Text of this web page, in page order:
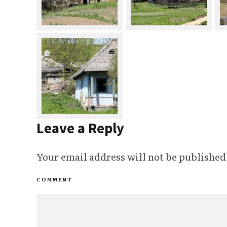
Leave a Reply
Your email address will not be
COMMENT